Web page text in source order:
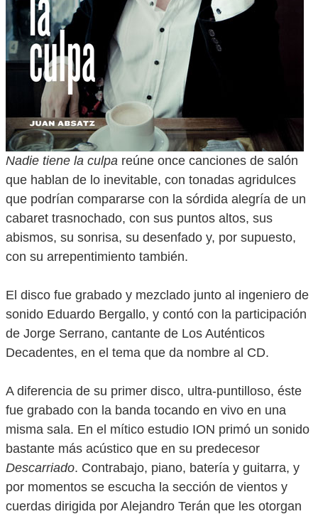
Nadie tiene la culpa reúne once canciones de salón
que hablan de lo inevitable, con tonadas agridulces
que podrían compararse con la sórdida alegría de un
cabaret trasnochado, con sus puntos altos, sus
abismos, su sonrisa, su desenfado y, por supuesto,
con su arrepentimiento también.
El disco fue grabado y mezclado junto al ingeniero de
sonido Eduardo Bergallo, y contó con la participación
de Jorge Serrano, cantante de Los Auténticos
Decadentes, en el tema que da nombre al CD.
A diferencia de su primer disco, ultra-puntilloso, éste
fue grabado con la banda tocando en vivo en una
misma sala. En el mítico estudio ION primó un sonido
bastante más acústico que en su predecesor
Descarriado. Contrabajo, piano, batería y guitarra, y
por momentos se escucha la sección de vientos y
cuerdas dirigida por Alejandro Terán que les otorgan